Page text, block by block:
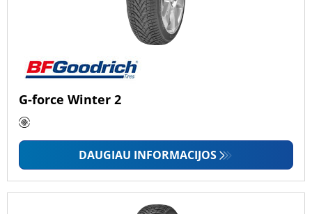
G-force Winter 2
DAUGIAU INFORMACIJOS